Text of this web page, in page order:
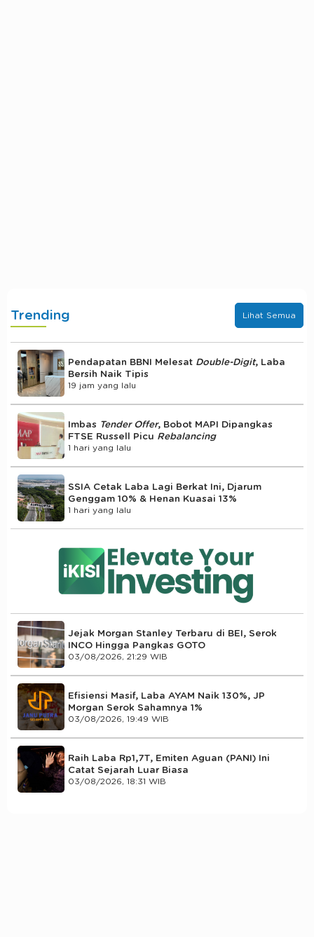
Trending Lihat Semua
Pendapatan BBNI Melesat Double-Digit, Laba
Bersih Naik Tipis
19 jam yang lalu
Imbas Tender Offer, Bobot MAPI Dipangkas
FTSE Russell Picu Rebalancing
1 hari yang lalu
SSIA Cetak Laba Lagi Berkat Ini, Djarum
Genggam 10% & Henan Kuasai 13%
1 hari yang lalu
Jejak Morgan Stanley Terbaru di BEI, Serok
INCO Hingga Pangkas GOTO
03/08/2026, 21:29 WIB
Efisiensi Masif, Laba AYAM Naik 130%, JP
Morgan Serok Sahamnya 1%
03/08/2026, 19:49 WIB
Raih Laba Rp1,7T, Emiten Aguan (PANI) Ini
Catat Sejarah Luar Biasa
03/08/2026, 18:31 WIB